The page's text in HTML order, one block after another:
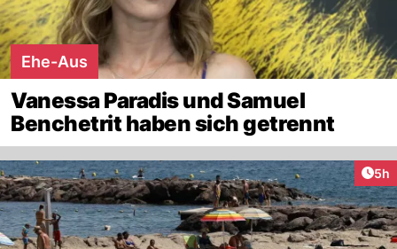
Ehe-Aus
Vanessa Paradis und Samuel
Benchetrit haben sich getrennt
5h